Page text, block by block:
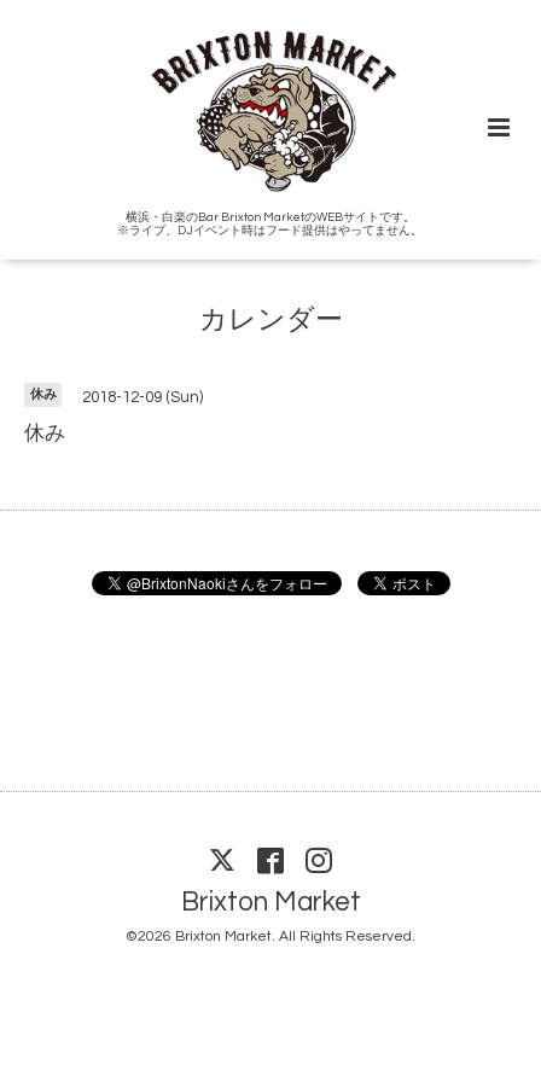
横浜・白楽のBar Brixton MarketのWEBサイトです。
※ライブ、DJイベント時はフード提供はやってません。
カレンダー
休み 2018-12-09 (Sun)
休み
Brixton Market
©2026 Brixton Market. All Rights Reserved.